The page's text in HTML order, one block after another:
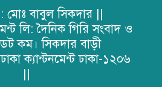
আমন ধানের বীজ ও সার
মোঃ বাবুল সিকদার ||
লি: দৈনিক গিরি সংবাদ ও
ডট কম। সিকদার বাড়ী
ক্যান্টনমেন্ট ঢাকা-১২০৬
||